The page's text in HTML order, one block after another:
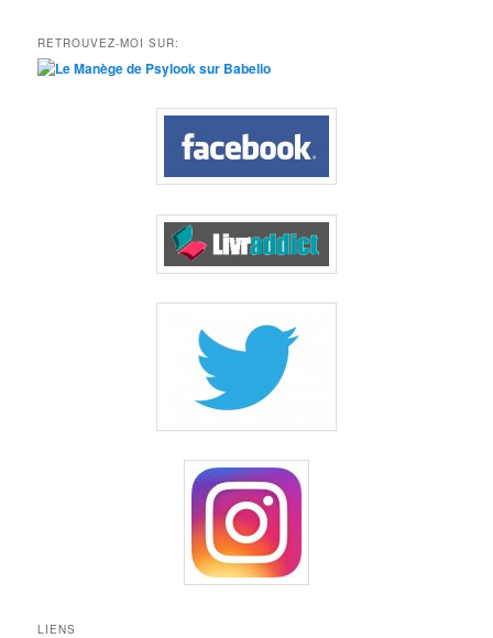
RETROUVEZ-MOI SUR:
LIENS